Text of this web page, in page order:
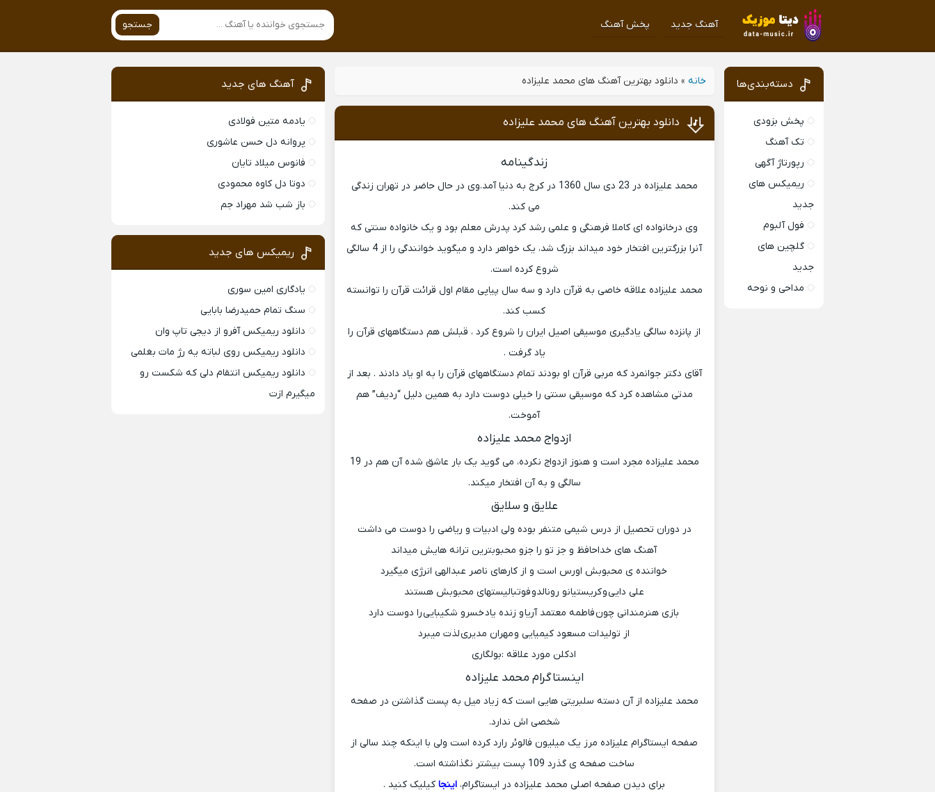
آهنگ جدید پخش آهنگ جستجو
خانه » دانلود بهترین آهنگ های محمد علیزاده
دانلود بهترین آهنگ های محمد علیزاده
زندگینامه
محمد علیزاده در 23 دی سال 1360 در کرج به دنیا آمد.وی در حال حاضر در تهران زندگی
می کند.
وی درخانواده ای کاملا فرهنگی و علمی رشد کرد پدرش معلم بود و یک خانواده سنتی که
آنرا بزرگترین افتخار خود میداند بزرگ شد، یک خواهر دارد و میگوید خوانندگی را از 4 سالگی
شروع کرده است.
محمد علیزاده علاقه خاصی به قرآن دارد و سه سال پیاپی مقام اول قرائت قرآن را توانسته
کسب کند.
از پانزده سالگی یادگیری موسیقی اصیل ایران را شروع کرد ، قبلش هم دستگاههای قرآن را
یاد گرفت .
آقای دکتر جوانمرد که مربی قرآن او بودند تمام دستگاههای قرآن را به او یاد دادند . بعد از
مدتی مشاهده کرد که موسیقی سنتی را خیلی دوست دارد به همین دلیل “ردیف” هم
آموخت.
ازدواج محمد علیزاده
محمد علیزاده مجرد است و هنوز ازدواج نکرده، می گوید یک بار عاشق شده آن هم در 19
سالگی و به آن افتخار میکند.
علایق و سلایق
در دوران تحصیل از درس شیمی متنفر بوده ولی ادبیات و ریاضی را دوست می داشت
آهنگ های خداحافظ و جز تو را جزو محبوبترین ترانه هایش میداند
خواننده ی محبوبش اورس است و از کارهای ناصر عبدالهی انرژی میگیرد
علی دایی و کریستیانو رونالدو فوتبالیستهای محبوبش هستند
بازی هنرمندانی چون فاطمه معتمد آریا و زنده یاد خسرو شکیبایی را دوست دارد
از تولیدات مسعود کیمیایی و مهران مدیری لذت میبرد
ادکلن مورد علاقه :بولگاری
اینستاگرام محمد علیزاده
محمد علیزاده از آن دسته سلبریتی هایی است که زیاد میل به پست گذاشتن در صفحه
شخصی اش ندارد.
صفحه ایستاگرام علیزاده مرز یک میلیون فالوئر رارد کرده است ولی با اینکه چند سالی از
ساخت صفحه ی گذرد 109 پست بیشتر نگذاشته است.
برای دیدن صفحه اصلی محمد علیزاده در ایستاگرام، اینجاکیلیک کنید .
دسته‌بندی‌ها
پخش بزودی
تک آهنگ
رپورتاژ آگهی
ریمیکس های
جدید
فول آلبوم
گلچین های
جدید
مداحی و نوحه
آهنگ های جدید
یادمه متین فولادی
پروانه دل حسن عاشوری
فانوس میلاد تایان
دوتا دل کاوه محمودی
باز شب شد مهراد جم
ریمیکس های جدید
یادگاری امین سوری
سنگ تمام حمیدرضا بابایی
دانلود ریمیکس آفرو از ديجی تاپ وان
دانلود ریمیکس روی لباته یه رژ مات بغلمی
دانلود ریمیکس انتقام دلی که شکست رو
میگیرم ازت